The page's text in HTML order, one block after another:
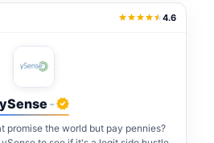
4.6
ySense -
promise the world but pay pennies?